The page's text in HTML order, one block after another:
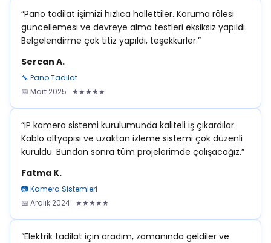
“Pano tadilat işimizi hızlıca hallettiler. Koruma rölesi
güncellemesi ve devreye alma testleri eksiksiz yapıldı.
Belgelendirme çok titiz yapıldı, teşekkürler.”
Sercan A.
🔧 Pano Tadilat
📅 Mart 2025 ★★★★★
“IP kamera sistemi kurulumunda kaliteli iş çıkardılar.
Kablo altyapısı ve uzaktan izleme sistemi çok düzenli
kuruldu. Bundan sonra tüm projelerimde çalışacağız.”
Fatma K.
📷 Kamera Sistemleri
📅 Aralık 2024 ★★★★★
“Elektrik tadilat için aradım, zamanında geldiler ve